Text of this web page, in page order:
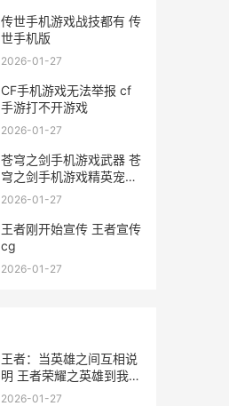
传世手机游戏战技都有 传
世手机版
2026-01-27
CF手机游戏无法举报 cf
手游打不开游戏
2026-01-27
苍穹之剑手机游戏武器 苍
穹之剑手机游戏精英宠物
攻略
2026-01-27
王者刚开始宣传 王者宣传
cg
2026-01-27
王者：当英雄之间互相说
明 王者荣耀之英雄到我家
免费阅读
2026-01-27